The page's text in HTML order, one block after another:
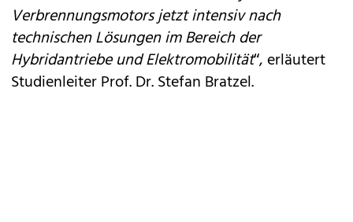
Verbrennungsmotors jetzt intensiv nach
technischen Lösungen im Bereich der
Hybridantriebe und Elektromobilität“, erläutert
Studienleiter Prof. Dr. Stefan Bratzel.